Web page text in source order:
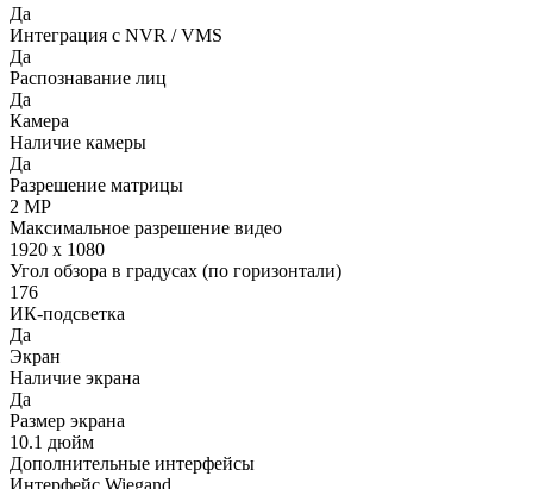
Да
Интеграция с NVR / VMS
Да
Распознавание лиц
Да
Камера
Наличие камеры
Да
Разрешение матрицы
2 MP
Максимальное разрешение видео
1920 x 1080
Угол обзора в градусах (по горизонтали)
176
ИК-подсветка
Да
Экран
Наличие экрана
Да
Размер экрана
10.1 дюйм
Дополнительные интерфейсы
Интерфейс Wiegand